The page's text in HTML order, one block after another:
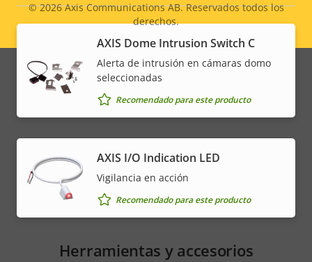
AXIS Dome Intrusion Switch C
Alerta de intrusión en cámaras domo
seleccionadas
Recomendado para este producto
AXIS I/O Indication LED
Vigilancia en acción
Recomendado para este producto
Herramientas y accesorios
Legal
menu
© 2026Axis Communications AB. Reservados todos los
derechos.